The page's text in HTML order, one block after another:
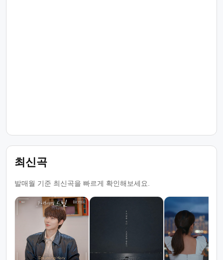
최신곡
발매월 기준 최신곡을 빠르게 확인해보세요.